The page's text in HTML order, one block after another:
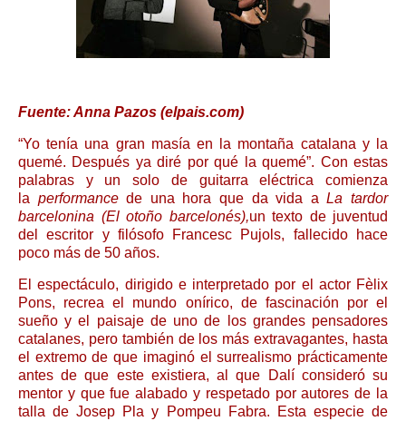
Fuente: Anna Pazos (elpais.com)
“Yo tenía una gran masía en la montaña catalana y la
quemé. Después ya diré por qué la quemé”. Con estas
palabras y un solo de guitarra eléctrica comienza
la performancede una hora que da vida aLa tardor
barcelonina (El otoño barcelonés),un texto de juventud
del escritor y filósofo Francesc Pujols, fallecido hace
poco más de 50 años.
El espectáculo, dirigido e interpretado por el actor Fèlix
Pons, recrea el mundo onírico, de fascinación por el
sueño y el paisaje de uno de los grandes pensadores
catalanes, pero también de los más extravagantes, hasta
el extremo de que imaginó el surrealismo prácticamente
antes de que este existiera, al que Dalí consideró su
mentor y que fue alabado y respetado por autores de la
talla de Josep Pla y Pompeu Fabra. Esta especie de